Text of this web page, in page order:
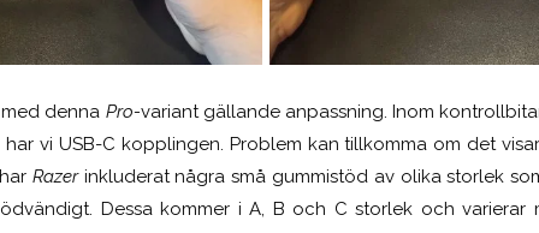
denna Pro-variant gällande anpassning. Inom
vi USB-C kopplingen. Problem kan tillkomma om det
Razer inkluderat några små gummistöd av olika storlek
Dessa kommer i A, B och C storlek och varierar